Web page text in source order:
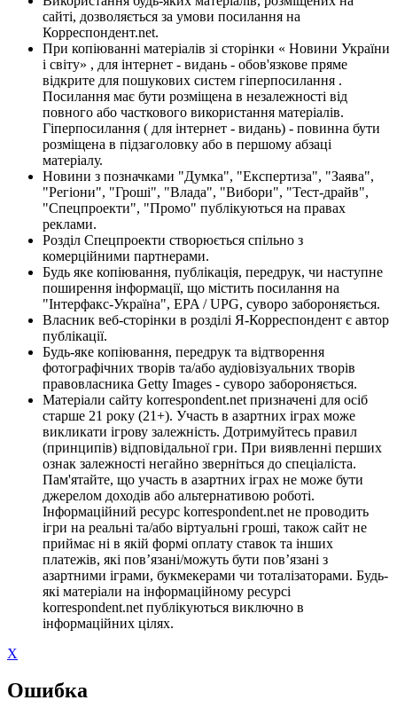
сайті, дозволяється за умови посилання на
Корреспондент.net.
При копіюванні матеріалів зі сторінки « Новини України
і світу» , для інтернет - видань - обов'язкове пряме
відкрите для пошукових систем гіперпосилання .
Посилання має бути розміщена в незалежності від
повного або часткового використання матеріалів.
Гіперпосилання ( для інтернет - видань) - повинна бути
розміщена в підзаголовку або в першому абзаці
матеріалу.
Новини з позначками "Думка", "Експертиза", "Заява",
"Регіони", "Гроші", "Влада", "Вибори", "Тест-драйв",
"Спецпроекти", "Промо" публікуються на правах
реклами.
Розділ Спецпроекти створюється спільно з
комерційними партнерами.
Будь яке копіювання, публікація, передрук, чи наступне
поширення інформації, що містить посилання на
"Інтерфакс-Україна", EPA / UPG, суворо забороняється.
Власник веб-сторінки в розділі Я-Корреспондент є автор
публікації.
Будь-яке копіювання, передрук та відтворення
фотографічних творів та/або аудіовізуальних творів
правовласника Getty Images - суворо забороняється.
Матеріали сайту korrespondent.net призначені для осіб
старше 21 року (21+). Участь в азартних іграх може
викликати ігрову залежність. Дотримуйтесь правил
(принципів) відповідальної гри. При виявленні перших
ознак залежності негайно зверніться до спеціаліста.
Пам'ятайте, що участь в азартних іграх не може бути
джерелом доходів або альтернативою роботі.
Інформаційний ресурс korrespondent.net не проводить
ігри на реальні та/або віртуальні гроші, також сайт не
приймає ні в якій формі оплату ставок та інших
платежів, які пов’язані/можуть бути пов’язані з
азартними іграми, букмекерами чи тоталізаторами. Будь-
які матеріали на інформаційному ресурсі
korrespondent.net публікуються виключно в
інформаційних цілях.
X
Ошибка